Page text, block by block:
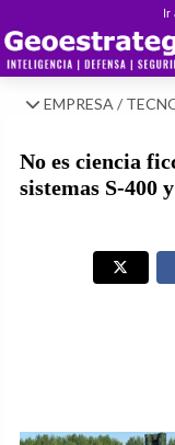
Ir
EMPRESA /
No es ciencia
sistemas S-400